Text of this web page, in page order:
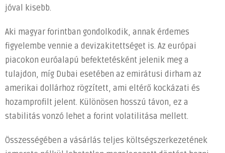
jóval kisebb.
Aki magyar forintban gondolkodik, annak érdemes
figyelembe vennie a devizakitettséget is. Az európai
piacokon euróalapú befektetésként jelenik meg a
tulajdon, míg Dubai esetében az emirátusi dirham az
amerikai dollárhoz rögzített, ami eltérő kockázati és
hozamprofilt jelent. Különösen hosszú távon, ez a
stabilitás vonzó lehet a forint volatilitása mellett.
Összességében a vásárlás teljes költségszerkezetének